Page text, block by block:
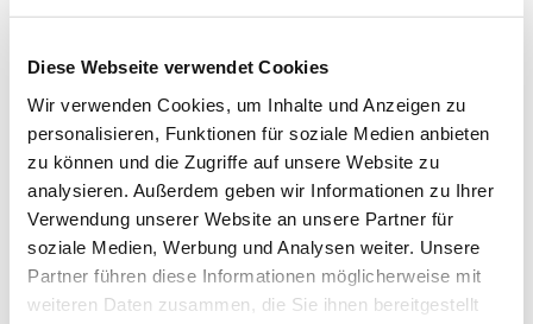
Diese Webseite verwendet Cookies
Wir verwenden Cookies, um Inhalte und Anzeigen zu
personalisieren, Funktionen für soziale Medien anbieten
zu können und die Zugriffe auf unsere Website zu
analysieren. Außerdem geben wir Informationen zu Ihrer
Verwendung unserer Website an unsere Partner für
soziale Medien, Werbung und Analysen weiter. Unsere
Partner führen diese Informationen möglicherweise mit
weiteren Daten zusammen, die Sie ihnen bereitgestellt